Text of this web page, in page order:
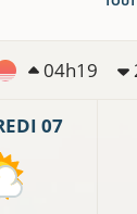
04h19
07